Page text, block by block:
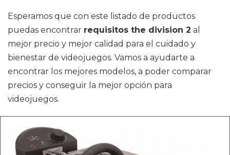
Esperamos que con este listado de productos
puedas encontrar requisitos the division 2 al
mejor precio y mejor calidad para el cuidado y
bienestar de videojuegos. Vamos a ayudarte a
encontrar los mejores modelos, a poder comparar
precios y conseguir la mejor opción para
videojuegos.